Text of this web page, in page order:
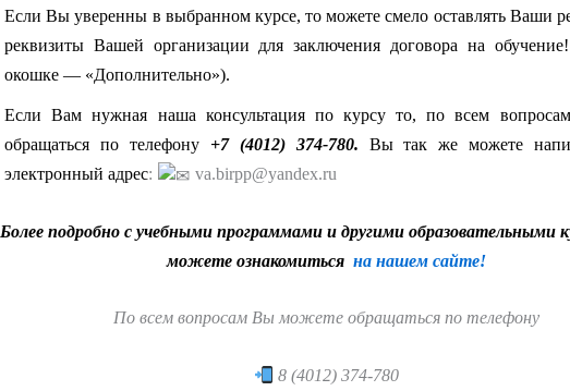
Если Вы уверенны в выбранном курсе, то можете смело оставлять Ваши
реквизиты Вашей организации для заключения договора на
окошке — «Дополнительно»).
Если Вам нужная наша консультация по курсу то, по всем
обращаться по телефону +7 (4012) 374-780. Вы так же можете
электронный адрес: va.birpp@yandex.ru
Более подробно с учебными программами и другими образовательными
можете ознакомиться на нашем сайте!
По всем вопросам Вы можете обращаться по телефону
8 (4012) 374-780